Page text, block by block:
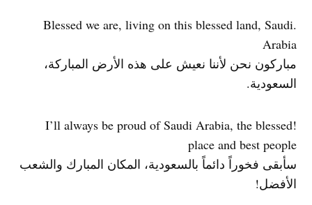
.Blessed we are, living on this blessed land, Saudi
Arabia
مباركون نحن لأننا نعيش على هذه الأرض المباركة،
السعودية.
!I’ll always be proud of Saudi Arabia, the blessed
place and best people
سأبقى فخوراً دائماً بالسعودية، المكان المبارك والشعب
الأفضل!